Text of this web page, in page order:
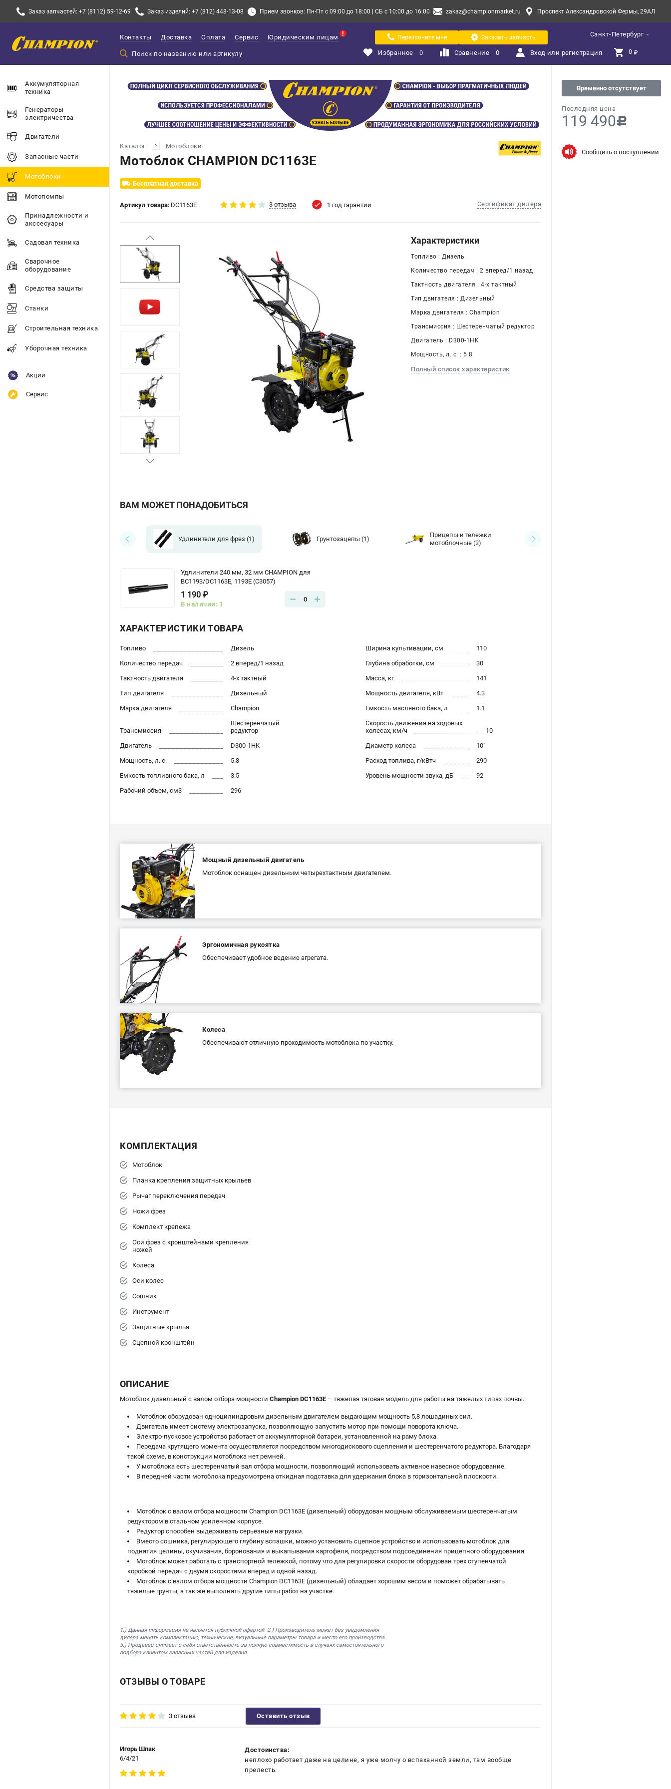
Заказ запчастей: +7 (8112) 59-12-69 Заказ изделий: +7 (812) 448-13-08 Прием звонков: Пн-Пт с 09:00 до 18:00 | СБ с 10:00 до 16:00 zakaz@championmarket.ru Проспект Александровской Фермы, 29АЛ
Санкт-Петербург
Контакты Доставка Оплата Сервис Юридическим лицам Перезвоните мне Заказать запчасть
Избранное 0 Сравнение 0 Вход или регистрация 0 ₽
Аккумуляторная
техника
Генераторы
электричества
Двигатели
Запасные части
Мотоблоки
Мотопомпы
Принадлежности и
акссесуары
Садовая техника
Сварочное
оборудование
Средства защиты
Станки
Строительная техника
Уборочная техника
Акции
Сервис
Каталог Мотоблоки
Мотоблок CHAMPION DC1163E
Бесплатная доставка
Артикул товара: DC1163E 3 отзыва Сертификат дилера
1 год гарантии
Временно отсутствует
Последняя цена
119 490c
Сообщить о поступлении
Характеристики
Топливо : Дизель
Количество передач : 2 вперед/1 назад
Тактность двигателя : 4-х тактный
Тип двигателя : Дизельный
Марка двигателя : Champion
Трансмиссия : Шестеренчатый редуктор
Двигатель : D300-1HK
Мощность, л. с. : 5.8
Полный список характеристик
ВАМ МОЖЕТ ПОНАДОБИТЬСЯ
Удлинители для фрез (1) Грунтозацепы (1)
Прицепы и тележки
мотоблочные(2)
Удлинители 240 мм, 32 мм CHAMPION для
BC1193/DC1163E, 1193E (C3057)
1 190 ₽
В наличии: 1
0
ХАРАКТЕРИСТИКИ ТОВАРА
Топливо
Дизель
Количество передач
2 вперед/1 назад
Тактность двигателя
4-х тактный
Тип двигателя
Дизельный
Марка двигателя
Champion
Трансмиссия
Шестеренчатый
редуктор
Двигатель
D300-1HK
Мощность, л. с.
5.8
Емкость топливного бака, л
3.5
Рабочий объем, см3
296
Ширина культивации, см
110
Глубина обработки, см
30
Масса, кг
141
Мощность двигателя, кВт
4.3
Емкость масляного бака, л
1.1
Скорость движения на ходовых
колесах, км/ч
10
Диаметр колеса
10"
Расход топлива, г/кВтч
290
Уровень мощности звука, дБ
92
Мощный дизельный двигатель
Мотоблок оснащен дизельным четырехтактным двигателем.
Эргономичная рукоятка
Обеспечивает удобное ведение агрегата.
Колеса
Обеспечивают отличную проходимость мотоблока по участку.
КОМПЛЕКТАЦИЯ
Мотоблок
Планка крепления защитных крыльев
Рычаг переключения передач
Ножи фрез
Комплект крепежа
Оси фрез с кронштейнами крепления
ножей
Колеса
Оси колес
Сошник
Инструмент
Защитные крылья
Сцепной кронштейн
ОПИСАНИЕ
Мотоблок дизельный с валом отбора мощности Champion DC1163E – тяжелая тяговая модель для работы на тяжелых типах почвы.
Мотоблок оборудован одноцилиндровым дизельным двигателем выдающим мощность 5,8 лошадиных сил.
Двигатель имеет систему электрозапуска, позволяющую запустить мотор при помощи поворота ключа.
Электро-пусковое устройство работает от аккумуляторной батареи, установленной на раму блока.
Передача крутящего момента осуществляется посредством многодискового сцепления и шестеренчатого редуктора. Благодаря
такой схеме, в конструкции мотоблока нет ремней.
У мотоблока есть шестеренчатый вал отбора мощности, позволяющий использовать активное навесное оборудование.
В передней части мотоблока предусмотрена откидная подставка для удержания блока в горизонтальной плоскости.
Мотоблок с валом отбора мощности Champion DC1163E (дизельный) оборудован мощным обслуживаемым шестеренчатым
редуктором в стальном усиленном корпусе.
Редуктор способен выдерживать серьезные нагрузки.
Вместо сошника, регулирующего глубину вспашки, можно установить сцепное устройство и использовать мотоблок для
поднятия целины, окучивания, боронования и выкапывания картофеля, посредством подсоединения прицепного оборудования.
Мотоблок может работать с транспортной тележкой, потому что для регулировки скорости оборудован трех ступенчатой
коробкой передач с двумя скоростями вперед и одной назад.
Мотоблок с валом отбора мощности Champion DC1163E (дизельный) обладает хорошим весом и поможет обрабатывать
тяжелые грунты, а так же выполнять другие типы работ на участке.
1.) Данная информация не является публичной офертой. 2.) Производитель может без уведомления
дилера менять комплектацию, технические, визуальные параметры товара и место его производства.
3.) Продавец снимает с себя ответственность за полную совместимость в случаях самостоятельного
подбора клиентом запасных частей для изделия.
ОТЗЫВЫ О ТОВАРЕ
3 отзыва Оставить отзыв
Игорь Шпак
6/4/21
Достоинства:
неплохо работает даже на целине, я уже молчу о вспаханной земли, там вообще
прелесть.